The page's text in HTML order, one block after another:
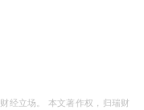
经立场。 本文著作权，归瑞财